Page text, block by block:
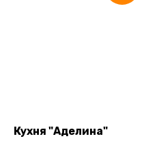
Кухня "Аделина"